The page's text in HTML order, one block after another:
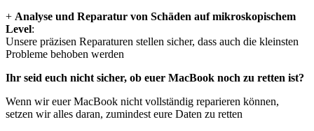
+ Analyse und Reparatur von Schäden auf mikroskopischem
Level:
Unsere präzisen Reparaturen stellen sicher, dass auch die kleinsten
Probleme behoben werden
Ihr seid euch nicht sicher, ob euer MacBook noch zu retten ist?
Wenn wir euer MacBook nicht vollständig reparieren können,
setzen wir alles daran, zumindest eure Daten zu retten